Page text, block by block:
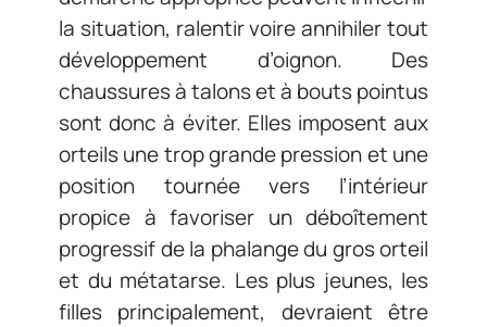
la situation, ralentir voire annihiler tout
développement d’oignon. Des
chaussures à talons et à bouts pointus
sont donc à éviter. Elles imposent aux
orteils une trop grande pression et une
position tournée vers l’intérieur
propice à favoriser un déboîtement
progressif de la phalange du gros orteil
et du métatarse. Les plus jeunes, les
filles principalement, devraient être